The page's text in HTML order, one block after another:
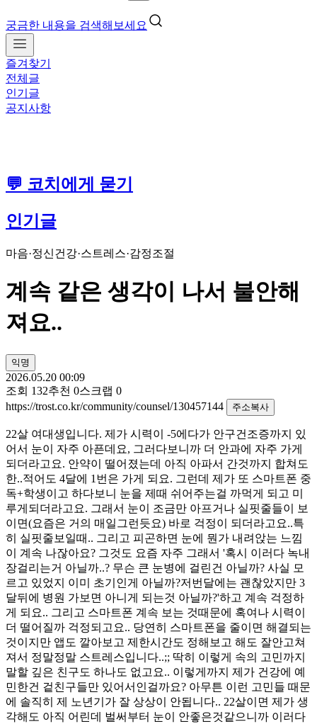
궁금한 내용을 검색해보세요
즐겨찾기
전체글
인기글
공지사항
💬 코치에게 묻기
인기글
마음·정신건강·스트레스·감정조절
계속 같은 생각이 나서 불안해
져요..
익명
2026.05.20 00:09
조회 132추천 0스크랩 0
https://trost.co.kr/community/counsel/130457144
주소복사
22살 여대생입니다. 제가 시력이 -5에다가 안구건조증까지 있
어서 눈이 자주 아픈데요, 그러다보니까 더 안과에 자주 가게
되더라고요. 안약이 떨어졌는데 아직 아파서 간것까지 합쳐도
한..적어도 4달에 1번은 가게 되요. 그런데 제가 또 스마트폰 중
독+학생이고 하다보니 눈을 제때 쉬어주는걸 까먹게 되고 미
루게되더라고요. 그래서 눈이 조금만 아프거나 실핏줄들이 보
이면(요즘은 거의 매일그런듯요) 바로 걱정이 되더라고요..특
히 실핏줄보일때.. 그리고 피곤하면 눈에 뭔가 내려앉는 느낌
이 계속 나잖아요? 그것도 요즘 자주 그래서 '혹시 이러다 녹내
장걸리는거 아닐까..? 무슨 큰 눈병에 걸린건 아닐까? 사실 모
르고 있었지 이미 초기인게 아닐까?저번달에는 괜찮았지만 3
달뒤에 병원 가보면 아니게 되는것 아닐까?'하고 계속 걱정하
게 되요.. 그리고 스마트폰 계속 보는 것때문에 혹여나 시력이
더 떨어질까 걱정되고요.. 당연히 스마트폰을 줄이면 해결되는
것이지만 앱도 깔아보고 제한시간도 정해보고 해도 잘안고쳐
져서 정말정말 스트레스입니다..;; 딱히 이렇게 속의 고민까지
말할 깊은 친구도 하나도 없고요.. 이렇게까지 제가 건강에 예
민한건 겉친구들만 있어서인걸까요? 아무튼 이런 고민들 때문
에 솔직히 제 노년기가 잘 상상이 안됩니다.. 22살이면 제가 생
각해도 아직 어린데 벌써부터 눈이 안좋은것같으니까 이러다